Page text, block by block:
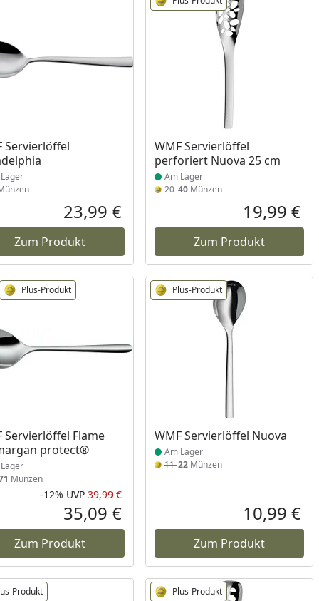
Preis
Servierlöffel
am Lager
Aktueller Preis
23,99 €
Zum Produkt
WMF Servierlöffel
perforiert Nuova 25 cm
Produkt am Lager
Am Lager
2040 Münzen
19,99 €
Zum Produkt
Plus-Produkt
Servierlöffel Flame
protect®
am Lager
Münzen
Rabatt in Prozent
-12%
Ursprünglicher Preis
UVP 39,99 €
Aktueller Preis
35,09 €
Zum Produkt
Plus-Produkt
WMF Servierlöffel Nuova
Produkt am Lager
Am Lager
1122 Münzen
10,99 €
Zum Produkt
Produkt Plus-Produkt